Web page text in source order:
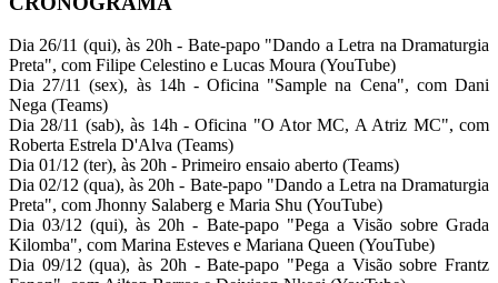
Dia 26/11 (qui), às 20h - Bate-papo "Dando a Letra na Dramaturgia
Preta", com Filipe Celestino e Lucas Moura (YouTube)
Dia 27/11 (sex), às 14h - Oficina "Sample na Cena", com Dani
Nega (Teams)
Dia 28/11 (sab), às 14h - Oficina "O Ator MC, A Atriz MC", com
Roberta Estrela D'Alva (Teams)
Dia 01/12 (ter), às 20h - Primeiro ensaio aberto (Teams)
Dia 02/12 (qua), às 20h - Bate-papo "Dando a Letra na Dramaturgia
Preta", com Jhonny Salaberg e Maria Shu (YouTube)
Dia 03/12 (qui), às 20h - Bate-papo "Pega a Visão sobre Grada
Kilomba", com Marina Esteves e Mariana Queen (YouTube)
Dia 09/12 (qua), às 20h - Bate-papo "Pega a Visão sobre Frantz